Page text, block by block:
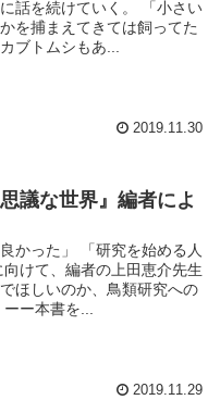
話を続けていく。 「小さい
を捕まえてきては飼ってた
ブトムシもあ...
2019.11.30
議な世界』編者によ
かった」 「研究を始める人
けて、編者の上田恵介先生
ほしいのか、鳥類研究への
ー本書を...
2019.11.29